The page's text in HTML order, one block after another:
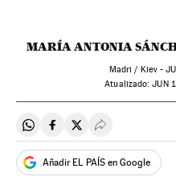
MARÍA ANTONIA
Madri / Kiev -
atualizado: JUN
Compartir en Whatsapp
Compartir en Facebook
Compartir en
Desplegar
Añadir EL PAÍS en Google